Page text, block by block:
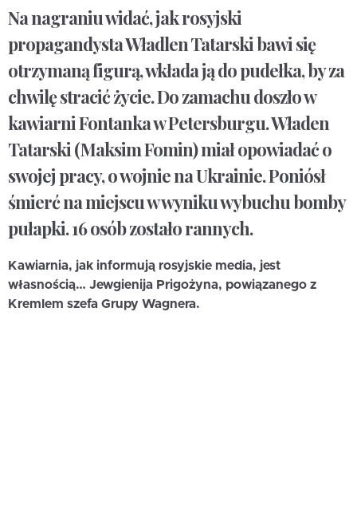
Na nagraniu widać, jak rosyjski
propagandysta Władlen Tatarski bawi się
otrzymaną figurą, wkłada ją do pudełka, by za
chwilę stracić życie. Do zamachu doszło w
kawiarni Fontanka w Petersburgu. Właden
Tatarski (Maksim Fomin) miał opowiadać o
swojej pracy, o wojnie na Ukrainie. Poniósł
śmierć na miejscu w wyniku wybuchu bomby
pułapki. 16 osób zostało rannych.
Kawiarnia, jak informują rosyjskie media, jest
własnością… Jewgienija Prigożyna, powiązanego z
Kremlem szefa Grupy Wagnera.